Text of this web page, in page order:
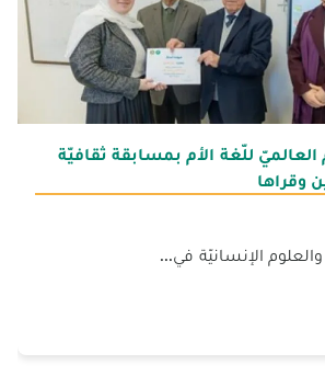
العالميّ للّغة الأم بمسابقة ثقافيّة
وقراها
الإنسانيّة في...
تُحيي اليوم العالميّ للّغة الأم